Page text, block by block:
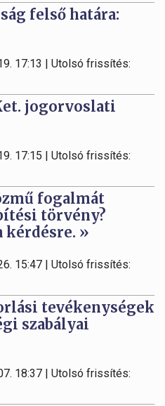
felső határa:
17:13 | Utolsó frissítés:
jogorvoslati
17:15 | Utolsó frissítés:
fogalmát
törvény?
kérdésre. »
15:47 | Utolsó frissítés:
tevékenységek
szabályai
18:37 | Utolsó frissítés: